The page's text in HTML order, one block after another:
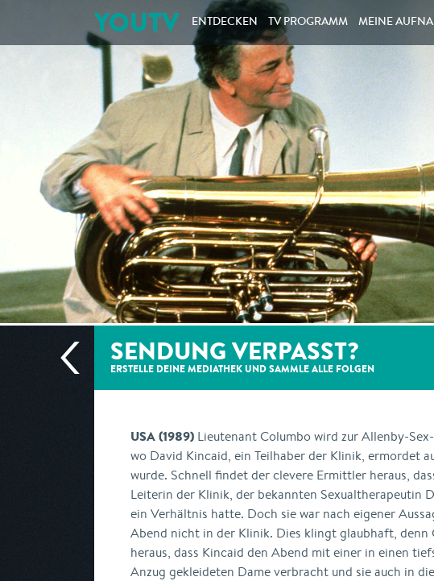
YOUTV ENTDECKEN TV PROGRAMM MEINE
SENDUNG VERPASST?
ERSTELLE DEINE MEDIATHEK UND SAMMLE ALLE FOLGEN
USA (1989) Lieutenant Columbo wird zur Allenby-
wo David Kincaid, ein Teilhaber der Klinik, ermordet
wurde. Schnell findet der clevere Ermittler heraus,
Leiterin der Klinik, der bekannten Sexualtherapeutin
ein Verhältnis hatte. Doch sie war nach eigener
Abend nicht in der Klinik. Dies klingt glaubhaft, denn
heraus, dass Kincaid den Abend mit einer in einen
Anzug gekleideten Dame verbracht und sie auch in